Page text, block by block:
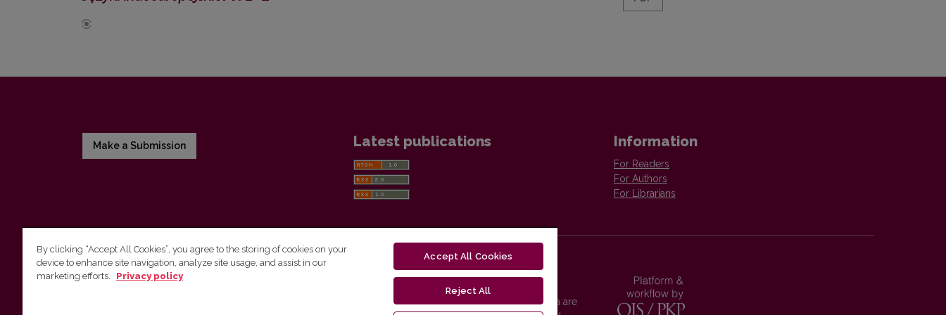
Make a Submission Latest publications Information
For Readers
For Authors
For Librarians
Vilnius University Press
Vilnius University Press platform and metadata are
By clicking “Accept All Cookies”, you agree to the storing of cookies on your
device to enhance site navigation, analyze site usage, and assist in our
marketing efforts.
Privacy policy
Accept All Cookies
Reject All